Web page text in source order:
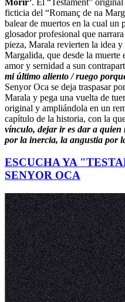
ficticia del “Romanç de na
balear de muertos en la cual un
glosador profesional que
pieza, Marala revierten la idea y
Margalida, que desde la muerte
amor y sernidad a sun
mi último aliento / ruego
Senyor Oca se deja traspasar
Marala y pega una vuelta de
original y ampliándola en un
capítulo de la historia, con la
vínculo, dejar ir es dar a quien
por la inercia, la angustia por
ESCUCHA YA
SENYOR OCA